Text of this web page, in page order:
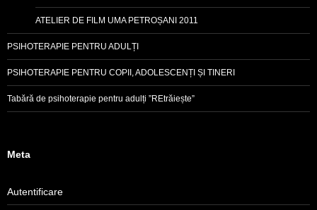
ATELIER DE FILM UMA PETROȘANI 2011
PSIHOTERAPIE PENTRU ADULȚI
PSIHOTERAPIE PENTRU COPII, ADOLESCENȚI ȘI TINERI
Tabără de psihoterapie pentru adulți ”REtrăiește”
Meta
Autentificare